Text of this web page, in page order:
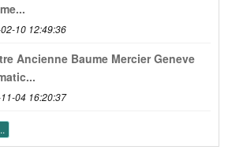
10 12:49:36
Ancienne Baume Mercier Geneve
04 16:20:37